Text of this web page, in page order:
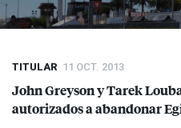
TITULAR 11 OCT. 2013
John Greyson y Tarek
autorizados a abandonar